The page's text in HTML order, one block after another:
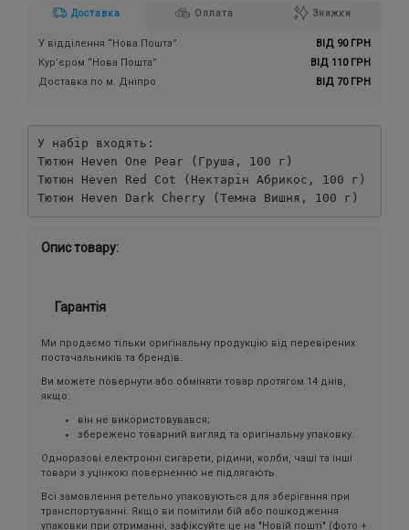
Доставка Оплата Знижки
У відділення “Нова Пошта”
ВІД 90 ГРН
Кур’єром “Нова Пошта”
ВІД 110 ГРН
Доставка по м. Дніпро
ВІД 70 ГРН
У набір входять:
Тютюн Heven One Pear (Груша, 100 г)
Тютюн Heven Red Cot (Нектарін Абрикос, 100 г)
Тютюн Heven Dark Cherry (Темна Вишня, 100 г)
Опис товару:
Гарантія
Ми продаємо тільки оригінальну продукцію від перевірених
постачальників та брендів.
Ви можете повернути або обміняти товар протягом 14 днів,
якщо:
він не використовувався;
збережено товарний вигляд та оригінальну упаковку.
Одноразові електронні сигарети, рідини, колби, чаші та інші
товари з уцінкою поверненню не підлягають.
Всі замовлення ретельно упаковуються для зберігання при
транспортуванні. Якщо ви помітили бій або пошкодження
упаковки при отриманні, зафіксуйте це на "Новій пошті" (фото +